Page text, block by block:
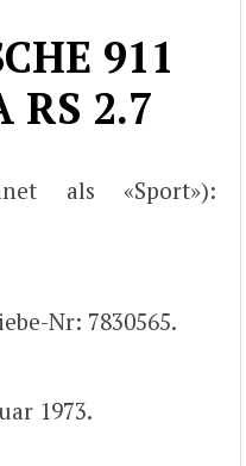
911
RS 2.7
als «Sport»):
Nr: 7830565.
1973.